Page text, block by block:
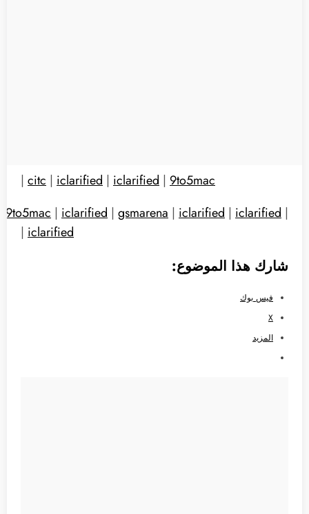
citc | iclarified | iclarified | 9to5mac
|
9to5mac | iclarified | gsmarena | iclarified | iclarified |
iclarified
|
شارك هذا الموضوع:
فيس بوك
X
المزيد